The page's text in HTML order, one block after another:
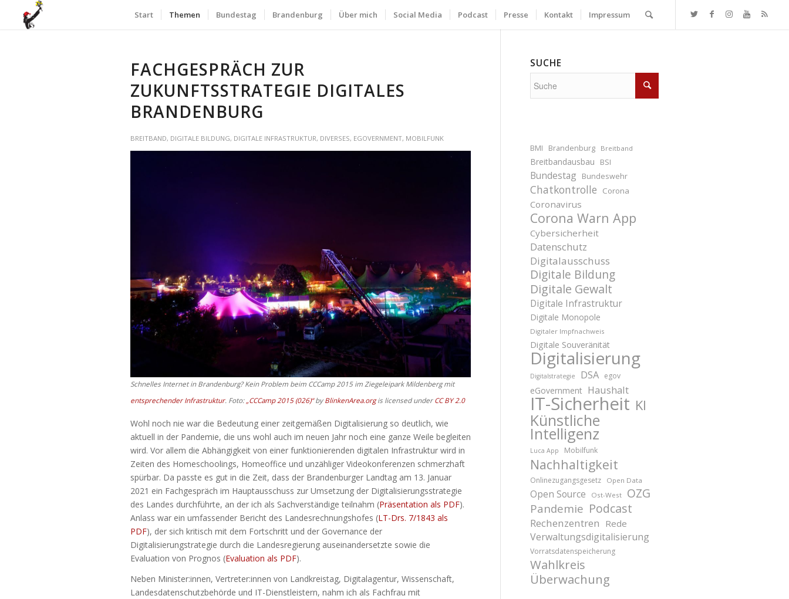
Start Themen Bundestag Brandenburg Über mich Social Media Podcast Presse Kontakt Impressum
FACHGESPRÄCH ZUR
ZUKUNFTSSTRATEGIE DIGITALES
BRANDENBURG
BREITBAND, DIGITALE BILDUNG, DIGITALE INFRASTRUKTUR, DIVERSES, EGOVERNMENT, MOBILFUNK
Schnelles Internet in Brandenburg? Kein Problem beim CCCamp 2015 im Ziegeleipark Mildenberg mit
entsprechender Infrastruktur. Foto: „CCCamp 2015 (026)“by BlinkenArea.orgis licensed under CC BY 2.0
Wohl noch nie war die Bedeutung einer zeitgemäßen Digitalisierung so deutlich, wie
aktuell in der Pandemie, die uns wohl auch im neuen Jahr noch eine ganze Weile begleiten
wird. Vor allem die Abhängigkeit von einer funktionierenden digitalen Infrastruktur wird in
Zeiten des Homeschoolings, Homeoffice und unzähliger Videokonferenzen schmerzhaft
spürbar. Da passte es gut in die Zeit, dass der Brandenburger Landtag am 13. Januar
2021 ein Fachgespräch im Hauptausschuss zur Umsetzung der Digitalisierungsstrategie
des Landes durchführte, an der ich als Sachverständige teilnahm (Präsentation als PDF).
Anlass war ein umfassender Bericht des Landesrechnungshofes (LT-Drs. 7/1843 als
PDF), der sich kritisch mit dem Fortschritt und der Governance der
Digitalisierungstrategie durch die Landesregierung auseinandersetzte sowie die
Evaluation von Prognos (Evaluation als PDF).
Neben Minister:innen, Vertreter:innen von Landkreistag, Digitalagentur, Wissenschaft,
Landesdatenschutzbehörde und IT-Dienstleistern, nahm ich als Fachfrau mit
SUCHE
BMI Brandenburg Breitband
Breitbandausbau BSI
Bundestag Bundeswehr
Chatkontrolle Corona
Coronavirus
Corona Warn App
Cybersicherheit
Datenschutz
Digitalausschuss
Digitale Bildung
Digitale Gewalt
Digitale Infrastruktur
Digitale Monopole
Digitaler Impfnachweis
Digitale Souveränität
Digitalisierung
Digitalstrategie DSA egov
eGovernment Haushalt
IT-Sicherheit KI
Künstliche
Intelligenz
Luca App Mobilfunk
Nachhaltigkeit
Onlinezugangsgesetz Open Data
Open Source Ost-West OZG
Pandemie Podcast
Rechenzentren Rede
Verwaltungsdigitalisierung
Vorratsdatenspeicherung
Wahlkreis
Überwachung